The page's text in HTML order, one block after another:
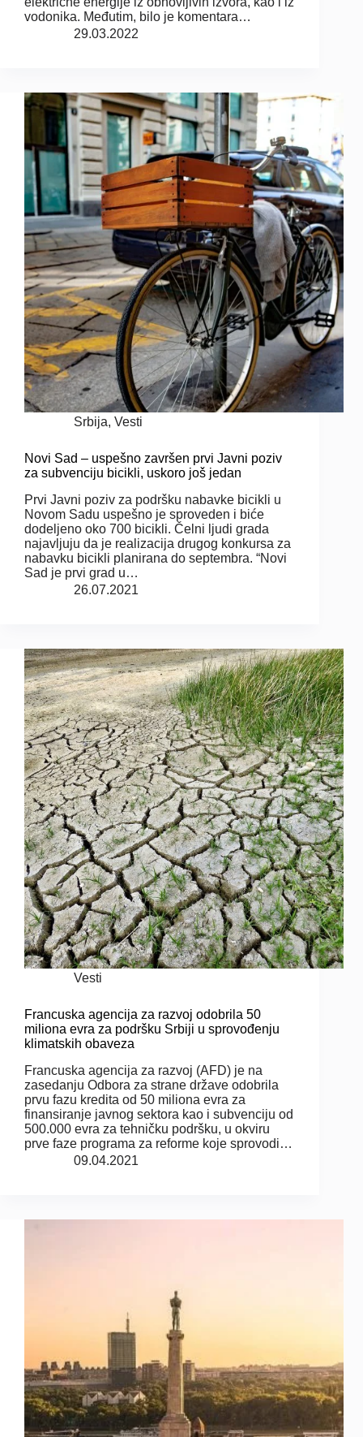
vodonika. Međutim, bilo je komentara…
29.03.2022
Srbija, Vesti
Novi Sad – uspešno završen prvi Javni poziv
za subvenciju bicikli, uskoro još jedan
Prvi Javni poziv za podršku nabavke bicikli u
Novom Sadu uspešno je sproveden i biće
dodeljeno oko 700 bicikli. Čelni ljudi grada
najavljuju da je realizacija drugog konkursa za
nabavku bicikli planirana do septembra. “Novi
Sad je prvi grad u…
26.07.2021
Vesti
Francuska agencija za razvoj odobrila 50
miliona evra za podršku Srbiji u sprovođenju
klimatskih obaveza
Francuska agencija za razvoj (AFD) je na
zasedanju Odbora za strane države odobrila
prvu fazu kredita od 50 miliona evra za
finansiranje javnog sektora kao i subvenciju od
500.000 evra za tehničku podršku, u okviru
prve faze programa za reforme koje sprovodi…
09.04.2021